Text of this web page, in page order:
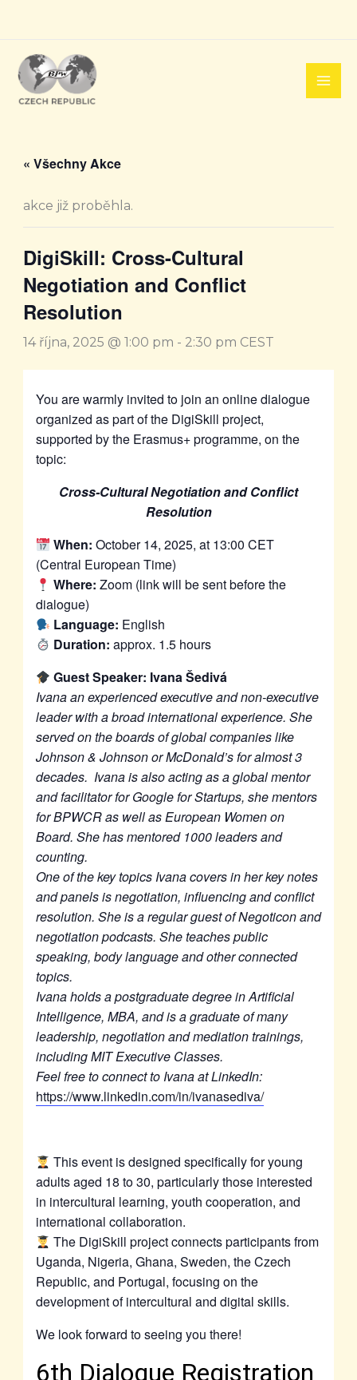
obsah
« Všechny Akce
akce již proběhla.
DigiSkill: Cross-Cultural
Negotiation and Conflict
Resolution
14 října, 2025 @ 1:00 pm - 2:30 pm CEST
You are warmly invited to join an online dialogue
organized as part of the DigiSkill project,
supported by the Erasmus+ programme, on the
topic:
Cross-Cultural Negotiation and Conflict
Resolution
When: October 14, 2025, at 13:00 CET
(Central European Time)
Where: Zoom (link will be sent before the
dialogue)
Language: English
Duration: approx. 1.5 hours
Guest Speaker: Ivana Šedivá
Ivana an experienced executive and non-executive
leader with a broad international experience. She
served on the boards of global companies like
Johnson & Johnson or McDonald’s for almost 3
decades. Ivana is also acting as a global mentor
and facilitator for Google for Startups, she mentors
for BPWCR as well as European Women on
Board. She has mentored 1000 leaders and
counting.
One of the key topics Ivana covers in her key notes
and panels is negotiation, influencing and conflict
resolution. She is a regular guest of Negoticon and
negotiation podcasts. She teaches public
speaking, body language and other connected
topics.
Ivana holds a postgraduate degree in Artificial
Intelligence, MBA, and is a graduate of many
leadership, negotiation and mediation trainings,
including MIT Executive Classes.
Feel free to connect to Ivana at LinkedIn:
https://www.linkedin.com/in/ivanasediva/
This event is designed specifically for young
adults aged 18 to 30, particularly those interested
in intercultural learning, youth cooperation, and
international collaboration.
The DigiSkill project connects participants from
Uganda, Nigeria, Ghana, Sweden, the Czech
Republic, and Portugal, focusing on the
development of intercultural and digital skills.
We look forward to seeing you there!